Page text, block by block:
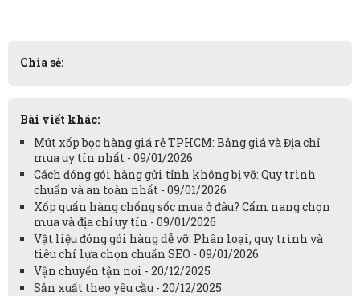
Chia sẻ:
Bài viết khác:
Mút xốp bọc hàng giá rẻ TPHCM: Bảng giá và Địa chỉ
mua uy tín nhất - 09/01/2026
Cách đóng gói hàng gửi tỉnh không bị vỡ: Quy trình
chuẩn và an toàn nhất - 09/01/2026
Xốp quấn hàng chống sốc mua ở đâu? Cẩm nang chọn
mua và địa chỉ uy tín - 09/01/2026
Vật liệu đóng gói hàng dễ vỡ: Phân loại, quy trình và
tiêu chí lựa chọn chuẩn SEO - 09/01/2026
Vận chuyển tận nơi - 20/12/2025
Sản xuất theo yêu cầu - 20/12/2025